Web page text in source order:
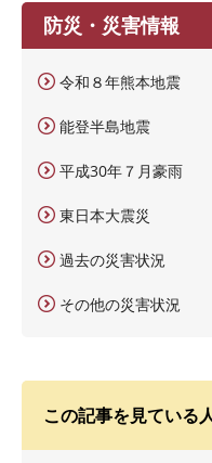
防災・災害情報
令和８年熊本地震
能登半島地震
平成30年７月豪雨
東日本大震災
過去の災害状況
その他の災害状況
この記事を見ている